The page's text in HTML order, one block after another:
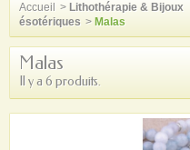
Accueil > Lithothérapie & Bijoux
ésotériques > Malas
Malas
Il y a 6 produits.